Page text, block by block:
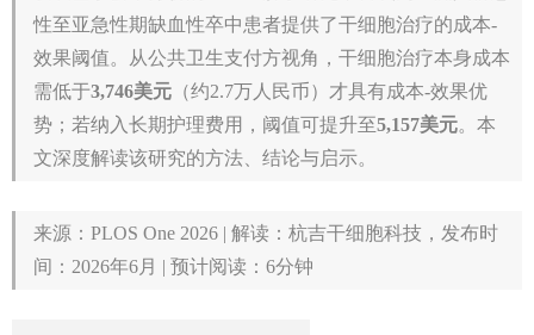
性至亚急性期缺血性卒中患者提供了干细胞治疗的成本-
效果阈值。从公共卫生支付方视角，干细胞治疗本身成本
需低于3,746美元 （约2.7万人民币）才具有成本-效果优
势；若纳入长期护理费用，阈值可提升至5,157美元。本
文深度解读该研究的方法、结论与启示。
来源：PLOS One 2026 | 解读：杭吉干细胞科技，发布时
间：2026年6月 | 预计阅读：6分钟